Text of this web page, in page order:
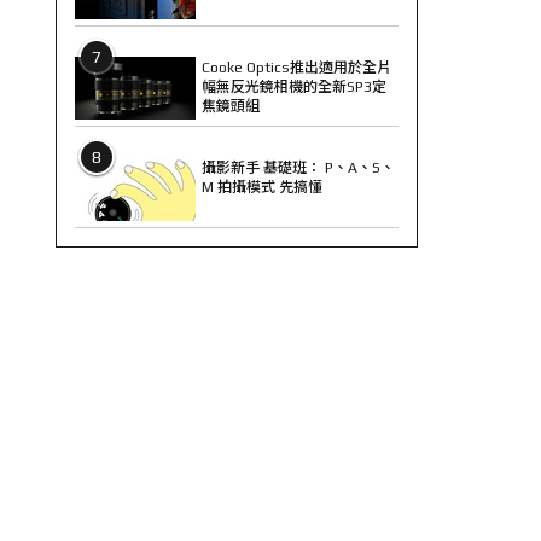
7
Cooke Optics推出適用於全片
幅無反光鏡相機的全新SP3定
焦鏡頭組
8
攝影新手 基礎班： P、A、S、
M 拍攝模式 先搞懂